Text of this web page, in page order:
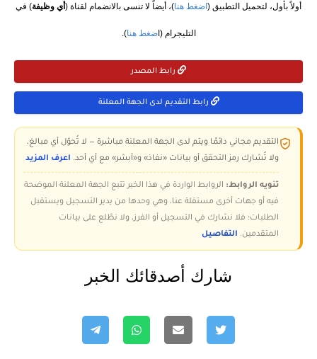
أولاً بأول، لتحميل التطبيق ( اضغط هنا)، أيضاً لا تنسى بالانضمام لقناة ( أي وظيفة) في
التليجرام (اضغط هنا).
رابط المصدر
رابط التقديم لدى الجهة المعلنة
التقديم مجاني دائمًا ويتم لدى الجهة المعلنة مباشرة — لا تُحوّل أي مبالغ،
ولا تُشارك رمز التحقق أو بيانات «نفاذ» و«أبشر» مع أي أحد. اعرف المزيد
تنويه الروابط: الروابط الواردة في هذا الخبر تتبع الجهة المعلنة الموضحة
فيه أو جهات أخرى مستقلة عنا، وهي وحدها من يدير التسجيل ويستقبل
الطلبات؛ فلا نشارك في التسجيل أو الفرز، ولا نطّلع على بيانات
المتقدمين. التفاصيل
شارك أصدقائك الخبر